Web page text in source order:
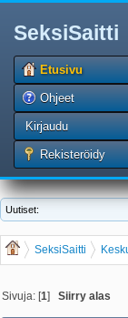
SeksiSaitti
Etusivu
Ohjeet
Kirjaudu
Rekisteröidy
Uutiset:
SeksiSaitti
Sivuja: [1]Siirry alas